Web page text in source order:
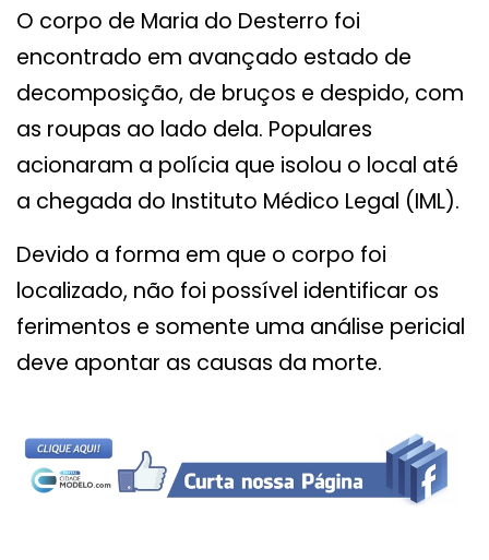
O corpo de Maria do Desterro foi
encontrado em avançado estado de
decomposição, de bruços e despido, com
as roupas ao lado dela. Populares
acionaram a polícia que isolou o local até
a chegada do Instituto Médico Legal (IML).
Devido a forma em que o corpo foi
localizado, não foi possível identificar os
ferimentos e somente uma análise pericial
deve apontar as causas da morte.